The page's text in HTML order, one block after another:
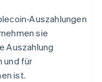
Auszahlungen
sie
Auszahlung
und für
ist.